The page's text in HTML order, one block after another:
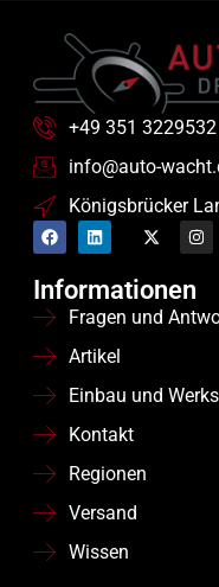
+49 351 3229532
info@auto-
Königsbrücker
Informationen
Fragen und
Artikel
Einbau und
Kontakt
Regionen
Versand
Wissen